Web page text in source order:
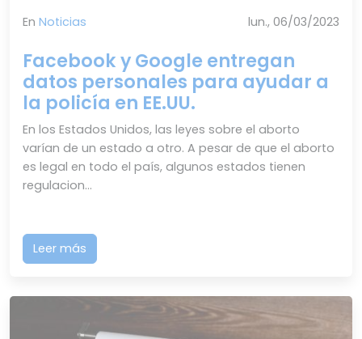
En Noticias lun., 06/03/2023
Facebook y Google entregan
datos personales para ayudar a
la policía en EE.UU.
En los Estados Unidos, las leyes sobre el aborto
varían de un estado a otro. A pesar de que el aborto
es legal en todo el país, algunos estados tienen
regulacion...
Leer más